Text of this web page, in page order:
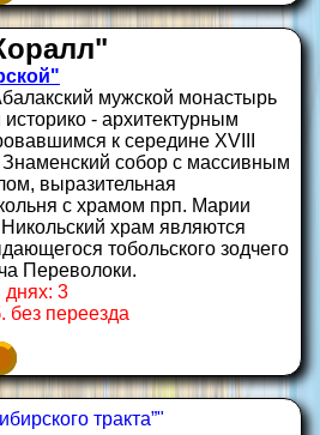
мужской монастырь
- архитектурным
к середине XVIII
Знаменский собор с массивным
выразительная
с храмом прп. Марии
храм являются
тобольского зодчего
Переволоки.
днях: 3
без переезда